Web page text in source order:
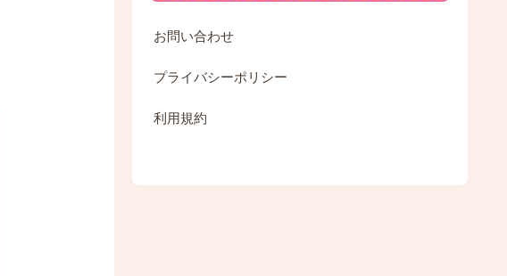
お問い合わせ
プライバシーポリシー
利用規約